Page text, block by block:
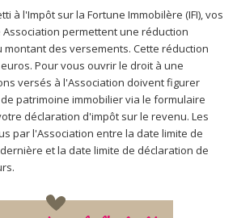
permettent une réduction
montant des versements. Cette réduction
Pour vous ouvrir le droit à une
versés à l'Association doivent figurer
patrimoine immobilier via le formulaire
déclaration d'impôt sur le revenu. Les
par l'Association entre la date limite de
et la date limite de déclaration de